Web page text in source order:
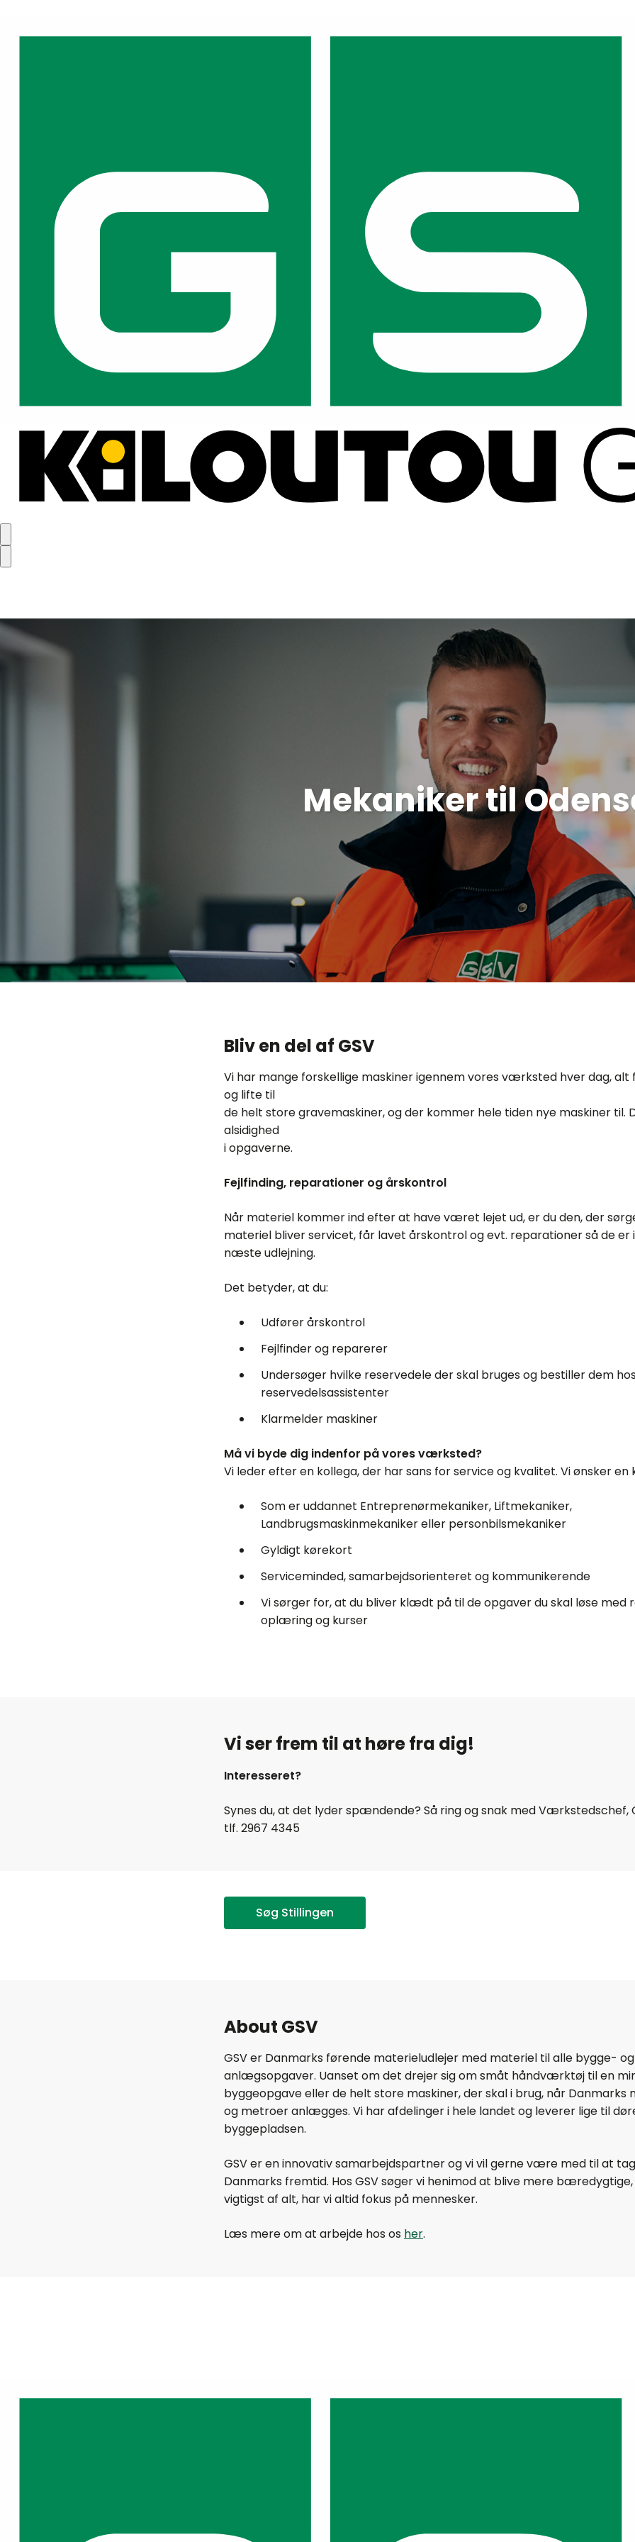
Mekaniker til
Bliv en del af GSV
Vi har mange forskellige maskiner igennem vores værksted hver dag,
og lifte til
de helt store gravemaskiner, og der kommer hele tiden nye maskiner til.
alsidighed
i opgaverne.
Fejlfinding, reparationer og årskontrol
Når materiel kommer ind efter at have været lejet ud, er du den, der
materiel bliver servicet, får lavet årskontrol og evt. reparationer så de
næste udlejning.
Det betyder, at du:
Udfører årskontrol
Fejlfinder og reparerer
Undersøger hvilke reservedele der skal bruges og bestiller dem
reservedelsassistenter
Klarmelder maskiner
Må vi byde dig indenfor på vores værksted?
Vi leder efter en kollega, der har sans for service og kvalitet. Vi ønsker en
Som er uddannet Entreprenørmekaniker, Liftmekaniker,
Landbrugsmaskinmekaniker eller personbilsmekaniker
Gyldigt kørekort
Serviceminded, samarbejdsorienteret og kommunikerende
Vi sørger for, at du bliver klædt på til de opgaver du skal løse med
oplæring og kurser
Vi ser frem til at høre fra dig!
Interesseret?
Synes du, at det lyder spændende? Så ring og snak med Værkstedschef,
tlf. 2967 4345
Søg Stillingen
About GSV
GSV er Danmarks førende materieludlejer med materiel til alle bygge- og
anlægsopgaver. Uanset om det drejer sig om småt håndværktøj til en
byggeopgave eller de helt store maskiner, der skal i brug, når Danmarks
og metroer anlægges. Vi har afdelinger i hele landet og leverer lige til
byggepladsen.
GSV er en innovativ samarbejdspartner og vi vil gerne være med til at
Danmarks fremtid. Hos GSV søger vi henimod at blive mere
vigtigst af alt, har vi altid fokus på mennesker.
Læs mere om at arbejde hos os her.